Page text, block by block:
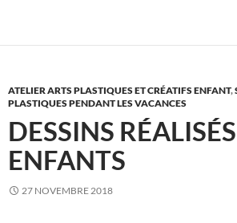
ATELIER ARTS PLASTIQUES ET CRÉATIFS ENFANT,
PLASTIQUES PENDANT LES VACANCES
DESSINS
ENFANTS
27 NOVEMBRE 2018